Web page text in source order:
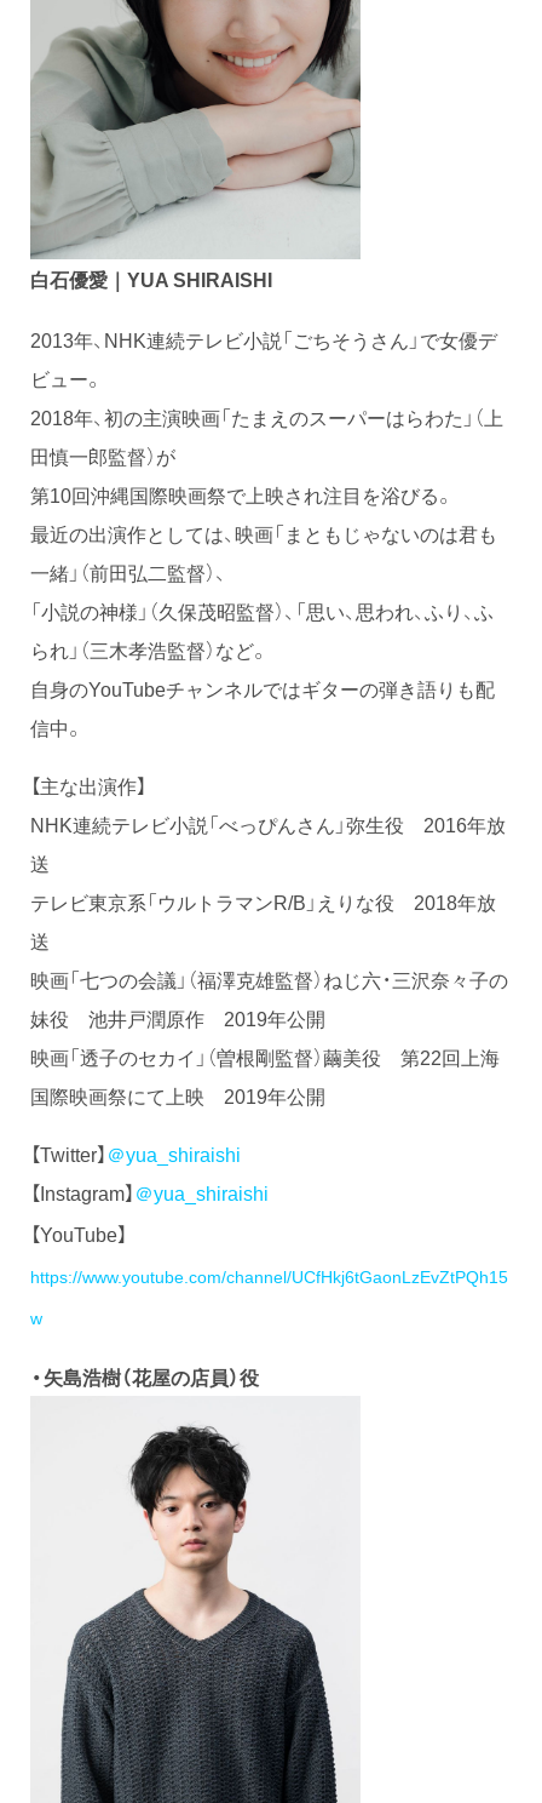
白石優愛｜YUA SHIRAISHI
2013年、NHK連続テレビ小説「ごちそうさん」で女優デ
ビュー。
2018年、初の主演映画「たまえのスーパーはらわた」（上
田慎一郎監督）が
第10回沖縄国際映画祭で上映され注目を浴びる。
最近の出演作としては、映画「まともじゃないのは君も
一緒」（前田弘二監督）、
「小説の神様」（久保茂昭監督）、「思い、思われ、ふり、ふ
られ」（三木孝浩監督）など。
自身のYouTubeチャンネルではギターの弾き語りも配
信中。
【主な出演作】
NHK連続テレビ小説「べっぴんさん」弥生役 2016年放
送
テレビ東京系「ウルトラマンR/B」えりな役 2018年放
送
映画「七つの会議」（福澤克雄監督）ねじ六・三沢奈々子の
妹役 池井戸潤原作 2019年公開
映画「透子のセカイ」（曽根剛監督）繭美役 第22回上海
国際映画祭にて上映 2019年公開
【Twitter】＠yua_shiraishi
【Instagram】＠yua_shiraishi
【YouTube】
https://www.youtube.com/channel/UCfHkj6tGaonLzEvZtPQh15
w
・矢島浩樹（花屋の店員）役